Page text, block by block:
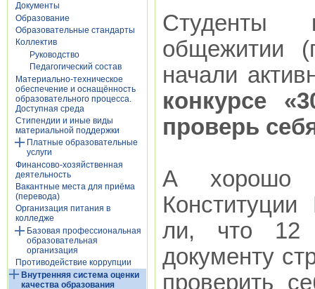
Документы
Образование
Образовательные стандарты
Коллектив
Руководство
Педагогический состав
Материально-техническое
обеспечение и оснащённость
образовательного процесса.
Доступная среда
Стипендии и иные виды
материальной поддержки
Платные образовательные
услуги
Финансово-хозяйственная
деятельность
Вакантные места для приёма
(перевода)
Организация питания в
колледже
Базовая профессиональная
образовательная
организация
Противодействие коррупции
Внутренняя система оценки
качества образования
Студенты
общежитии
начали
конкурсе
проверь
А хорошо
ли, что 12
документу
проверить